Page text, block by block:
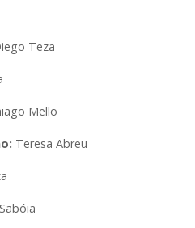
Teza
Mello
Teresa Abreu